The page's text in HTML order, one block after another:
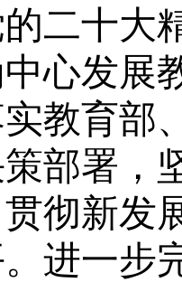
二十大
心发展
教育部
部署，
彻新发
进一步